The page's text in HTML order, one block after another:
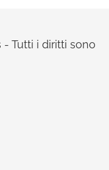
- Tutti i diritti sono